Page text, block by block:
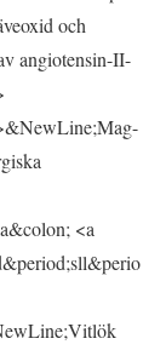
och
angiotensin-II-
<a